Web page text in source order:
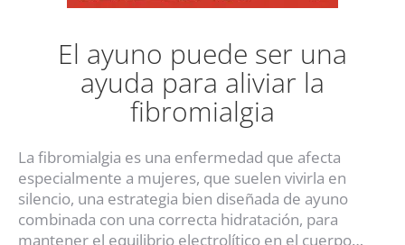
El ayuno puede ser una
ayuda para aliviar la
fibromialgia
La fibromialgia es una enfermedad que afecta
especialmente a mujeres, que suelen vivirla en
silencio, una estrategia bien diseñada de ayuno
combinada con una correcta hidratación, para
mantener el equilibrio electrolítico en el cuerpo…